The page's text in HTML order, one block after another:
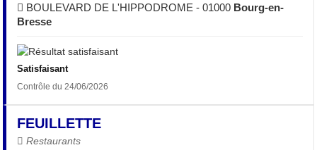
BOULEVARD DE L'HIPPODROME - 01000 Bourg-en-
Bresse
Satisfaisant
Contrôle du 24/06/2026
FEUILLETTE
Restaurants